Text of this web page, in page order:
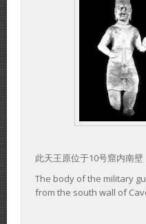
此天王原位于10号窟内南壁
The body of the military
from the south wall of